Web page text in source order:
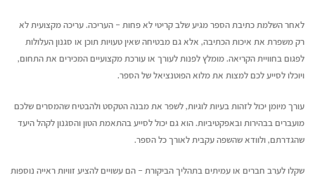
לאחר השלמת כתיבת הספר מגיע שלב קריטי לא פחות – העריכה. עריכה מקצועית לא
רק משפרת את איכות הכתיבה, אלא גם מבטיחה שאין טעויות תוכן או סגנון העלולות
לפגום בחוויית הקריאה. מומלץ לפנות לעורך או עורכת מקצועיים המכירים את התחום,
ויוכלו לסייע לכם למצות את מלוא הפוטנציאל של הספר.
עורך מיומן יכול לזהות בעיות לוגיות, לשפר את מבנה הטקסט ולהבטיח שהמסרים שלכם
מועברים בבהירות ובאפקטיביות. הוא גם יכול לסייע בהתאמת הטון והסגנון לקהל היעד
שהגדרתם, ולוודא שהשפה עקבית לאורך כל הספר.
שקלו לערב חברים או עמיתים בתהליך הביקורת – הם עשויים להציע זוויות ראייה נוספות